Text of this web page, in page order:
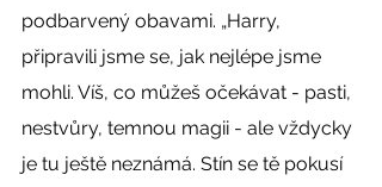
podbarvený obavami. „Harry,
připravili jsme se, jak nejlépe jsme
mohli. Víš, co můžeš očekávat - pasti,
nestvůry, temnou magii - ale vždycky
je tu ještě neznámá. Stín se tě pokusí